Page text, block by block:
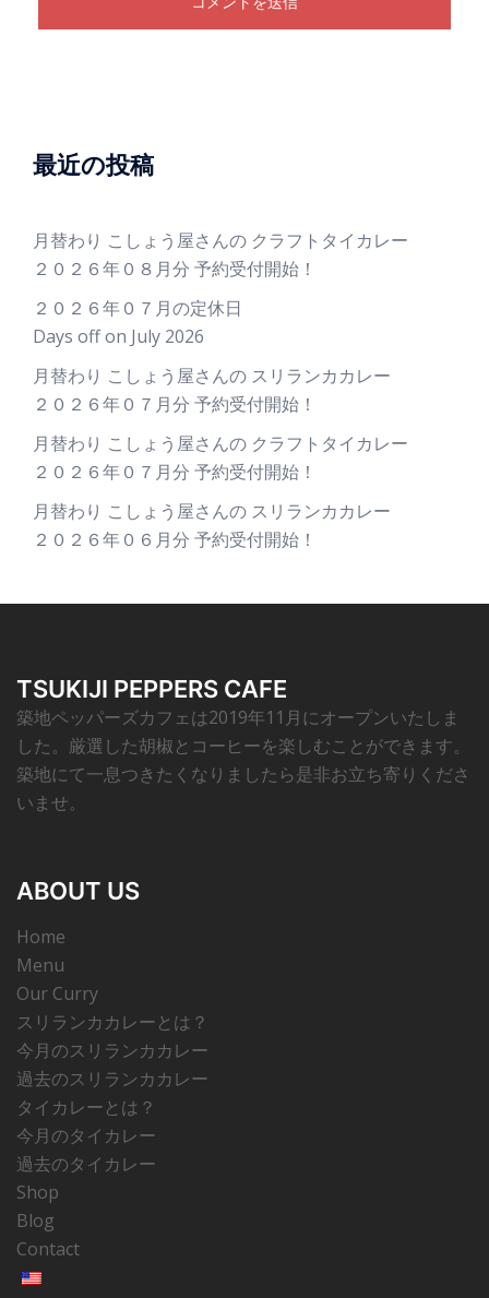
最近の投稿
月替わり こしょう屋さんの クラフトタイカレー
２０２６年０８月分 予約受付開始！
２０２６年０７月の定休日
Days off on July 2026
月替わり こしょう屋さんの スリランカカレー
２０２６年０７月分 予約受付開始！
月替わり こしょう屋さんの クラフトタイカレー
２０２６年０７月分 予約受付開始！
月替わり こしょう屋さんの スリランカカレー
２０２６年０６月分 予約受付開始！
TSUKIJI PEPPERS CAFE
築地ペッパーズカフェは2019年11月にオープンいたしま
した。厳選した胡椒とコーヒーを楽しむことができます。
築地にて一息つきたくなりましたら是非お立ち寄りくださ
いませ。
ABOUT US
Home
Menu
Our Curry
スリランカカレーとは？
今月のスリランカカレー
過去のスリランカカレー
タイカレーとは？
今月のタイカレー
過去のタイカレー
Shop
Blog
Contact